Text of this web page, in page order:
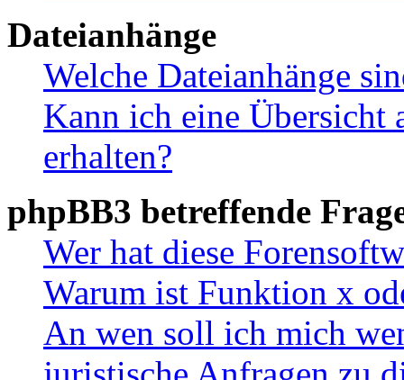
Dateianhänge
Welche Dateianhänge
Kann ich eine Übersicht
erhalten?
phpBB3 betreffende
Wer hat diese
Warum ist Funktion x
An wen soll ich mich